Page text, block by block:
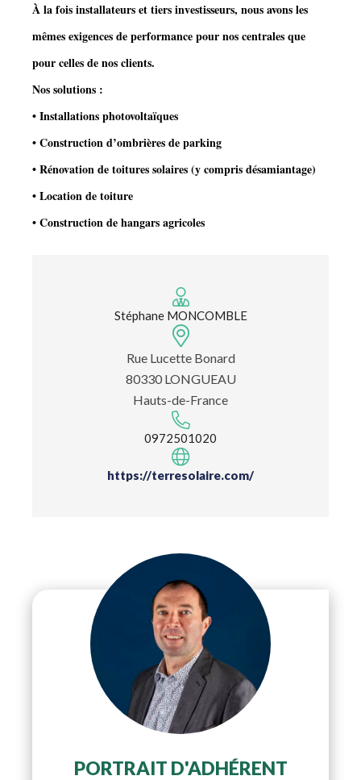
À la fois installateurs et tiers investisseurs, nous avons les
mêmes exigences de performance pour nos centrales que
pour celles de nos clients.
Nos solutions :
• Installations photovoltaïques
• Construction d’ombrières de parking
• Rénovation de toitures solaires (y compris désamiantage)
• Location de toiture
• Construction de hangars agricoles
Stéphane MONCOMBLE
Rue Lucette Bonard
80330 LONGUEAU
Hauts-de-France
0972501020
https://terresolaire.com/
PORTRAIT D'ADHÉRENT